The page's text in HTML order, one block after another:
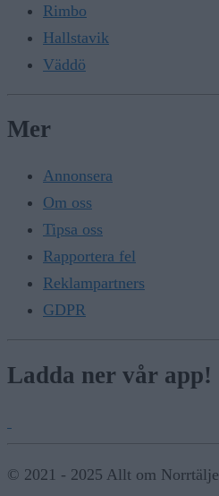
Rimbo
Hallstavik
Väddö
Mer
Annonsera
Om oss
Tipsa oss
Rapportera fel
Reklampartners
GDPR
Ladda ner vår app!
© 2021 - 2025 Allt om Norrtälje